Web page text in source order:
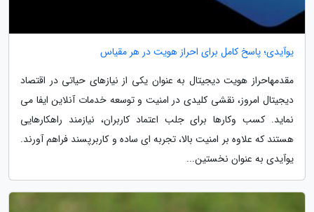
یوآیدی؛ پاسخ کامل برای احراز هویت در هر مقیاس
مقدمهاحراز هویت دیجیتال به عنوان یکی از نیازهای حیاتی در اقتصاد
دیجیتال امروز، نقشی کلیدی در امنیت و توسعه خدمات آنلاین ایفا می
نماید. کسب وکارها برای جلب اعتماد کاربران، نیازمند راهکارهایی
هستند که علاوه بر امنیت بالا، تجربه ای ساده و کاربرپسند فراهم آورند.
یوآیدی به عنوان نخستین...